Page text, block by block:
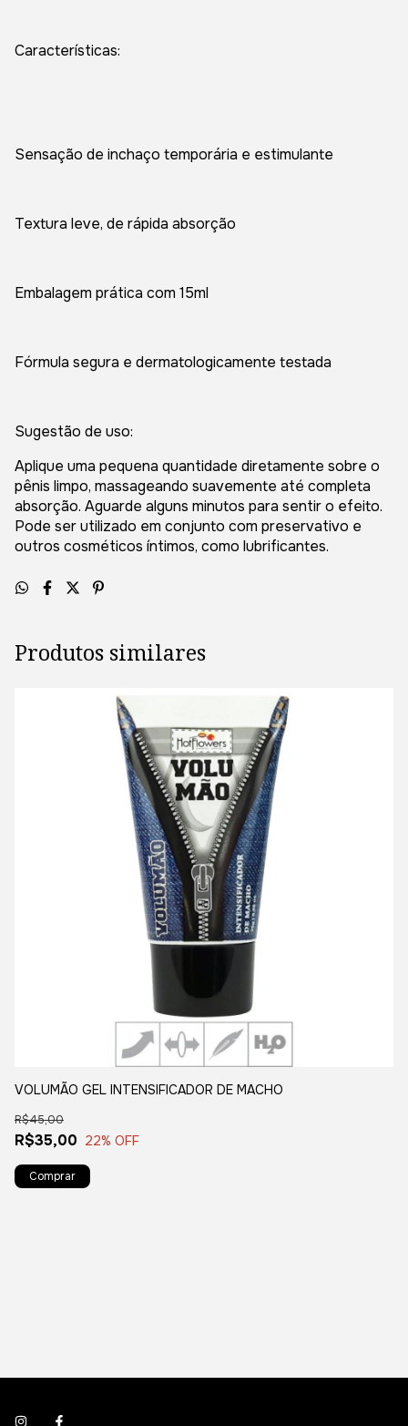
Características:
Sensação de inchaço temporária e estimulante
Textura leve, de rápida absorção
Embalagem prática com 15ml
Fórmula segura e dermatologicamente testada
Sugestão de uso:
Aplique uma pequena quantidade diretamente sobre o
pênis limpo, massageando suavemente até completa
absorção. Aguarde alguns minutos para sentir o efeito.
Pode ser utilizado em conjunto com preservativo e
outros cosméticos íntimos, como lubrificantes.
Produtos similares
VOLUMÃO GEL INTENSIFICADOR DE MACHO
R$35,00
R$45,00
22% OFF